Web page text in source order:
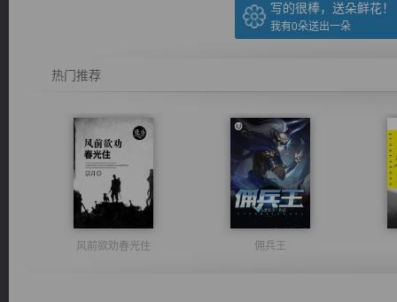
写的很棒，送朵鲜花！
我有0朵送出一朵
热门推荐
风前欲劝春光住 佣兵王